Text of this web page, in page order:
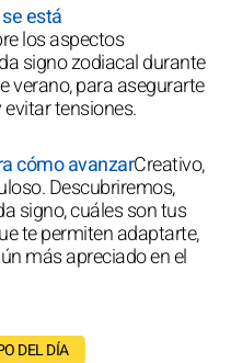
está
los aspectos
signo zodiacal durante
verano, para asegurarte
tensiones.
cómo avanzarCreativo,
Descubriremos,
signo, cuáles son tus
te permiten adaptarte,
más apreciado en el
DEL DÍA